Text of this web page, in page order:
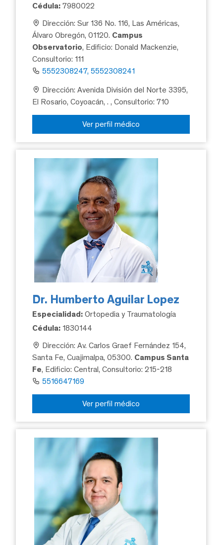
Cédula: 7980022
Dirección: Sur 136 No. 116, Las Américas,
Álvaro Obregón, 01120. Campus
Observatorio, Edificio: Donald Mackenzie,
Consultorio: 111
5552308247, 5552308241
Dirección: Avenida División del Norte 3395,
El Rosario, Coyoacán, ., Consultorio: 710
Ver perfil médico
Dr. Humberto Aguilar Lopez
Especialidad: Ortopedia y Traumatología
Cédula: 1830144
Dirección: Av. Carlos Graef Fernández 154,
Santa Fe, Cuajimalpa, 05300. Campus Santa
Fe, Edificio: Central, Consultorio: 215-218
5516647169
Ver perfil médico